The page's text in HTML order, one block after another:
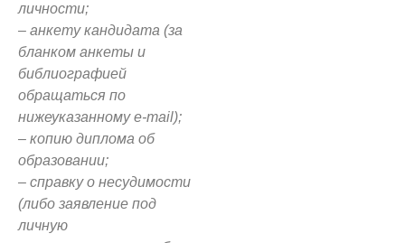
личности;
– анкету кандидата (за
бланком анкеты и
библиографией
обращаться по
нижеуказанномуe-mail);
– копию диплома об
образовании;
– справку о несудимости
(либо заявление под
личную